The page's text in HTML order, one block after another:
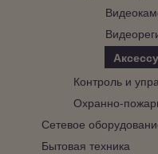
Контроль и
Охранно-
Сетевое
Бытовая техника